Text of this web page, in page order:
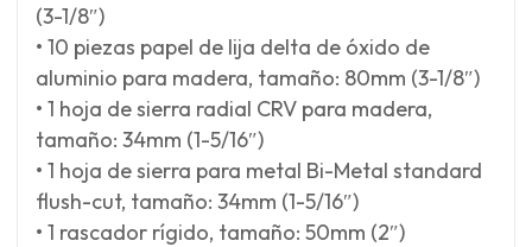
(3-1/8″)
• 10 piezas papel de lija delta de óxido de
aluminio para madera, tamaño: 80mm (3-1/8″)
• 1 hoja de sierra radial CRV para madera,
tamaño: 34mm (1-5/16″)
• 1 hoja de sierra para metal Bi-Metal standard
flush-cut, tamaño: 34mm (1-5/16″)
• 1 rascador rígido, tamaño: 50mm (2″)